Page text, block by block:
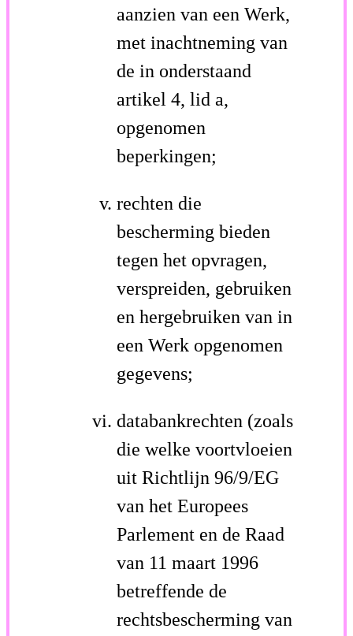
aanzien van een Werk,
met inachtneming van
de in onderstaand
artikel 4, lid a,
opgenomen
beperkingen;
rechten die
bescherming bieden
tegen het opvragen,
verspreiden, gebruiken
en hergebruiken van in
een Werk opgenomen
gegevens;
databankrechten (zoals
die welke voortvloeien
uit Richtlijn 96/9/EG
van het Europees
Parlement en de Raad
van 11 maart 1996
betreffende de
rechtsbescherming van